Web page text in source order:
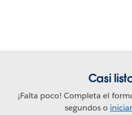
Casi
¡Falta poco! Completa el
segundos o